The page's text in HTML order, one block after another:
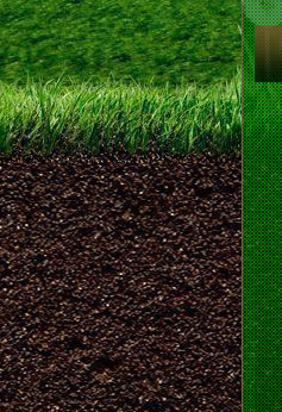
Play
Stop